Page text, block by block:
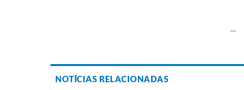
NOTÍCIAS RELACIONADAS